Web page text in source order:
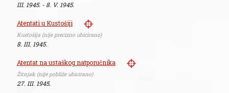
III. 1945. - 8. V. 1945.
Atentati u Kustošiji
Kustošija (nije precizno ubicirano)
8. III. 1945.
Atentat na ustaškog natporučnika
Žitnjak (nije pobliže ubicirano)
27. III. 1945.